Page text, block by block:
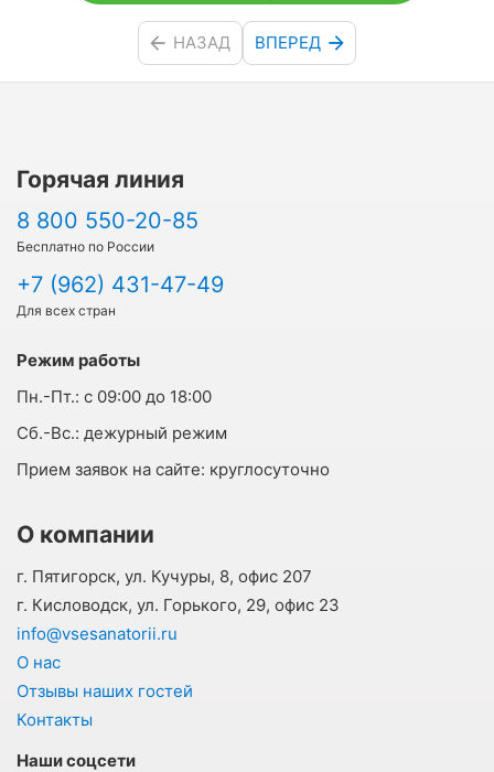
НАЗАД ВПЕРЕД
Горячая линия
8 800 550-20-85
Бесплатно по России
+7 (962) 431-47-49
Для всех стран
Режим работы
Пн.-Пт.: с 09:00 до 18:00
Cб.-Вс.: дежурный режим
Прием заявок на сайте: круглосуточно
О компании
г. Пятигорск, ул. Кучуры, 8, офис 207
г. Кисловодск, ул. Горького, 29, офис 23
info@vsesanatorii.ru
О нас
Отзывы наших гостей
Контакты
Наши соцсети